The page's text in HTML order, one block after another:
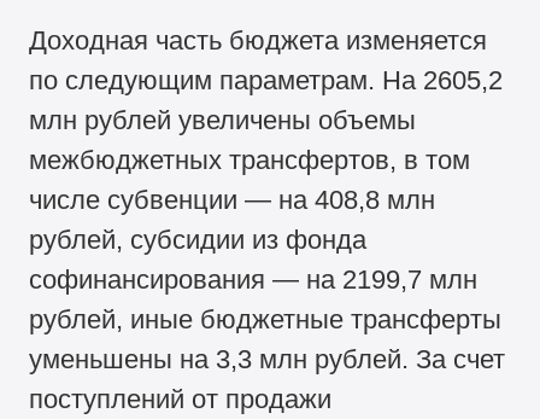
Доходная часть бюджета изменяется
по следующим параметрам. На 2605,2
млн рублей увеличены объемы
межбюджетных трансфертов, в том
числе субвенции — на 408,8 млн
рублей, субсидии из фонда
софинансирования — на 2199,7 млн
рублей, иные бюджетные трансферты
уменьшены на 3,3 млн рублей. За счет
поступлений от продажи